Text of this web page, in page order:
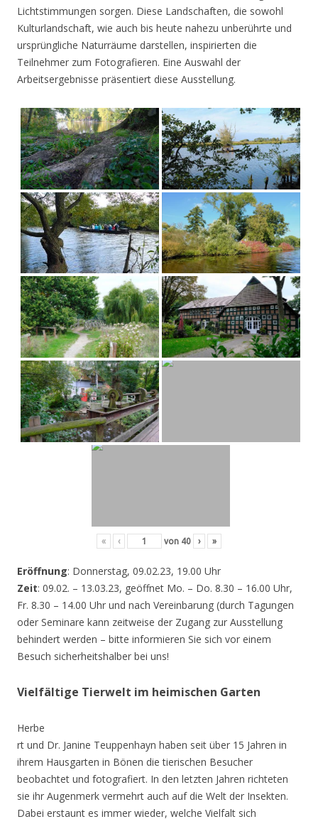
Lichtstimmungen sorgen. Diese Landschaften, die sowohl
Kulturlandschaft, wie auch bis heute nahezu unberührte und
ursprüngliche Naturräume darstellen, inspirierten die
Teilnehmer zum Fotografieren. Eine Auswahl der
Arbeitsergebnisse präsentiert diese Ausstellung.
« ‹ von 40 › »
Eröffnung: Donnerstag, 09.02.23, 19.00 Uhr
Zeit: 09.02. – 13.03.23, geöffnet Mo. – Do. 8.30 – 16.00 Uhr,
Fr. 8.30 – 14.00 Uhr und nach Vereinbarung (durch Tagungen
oder Seminare kann zeitweise der Zugang zur Ausstellung
behindert werden – bitte informieren Sie sich vor einem
Besuch sicherheitshalber bei uns!
Vielfältige Tierwelt im heimischen Garten
Herbe
rt und Dr. Janine Teuppenhayn haben seit über 15 Jahren in
ihrem Hausgarten in Bönen die tierischen Besucher
beobachtet und fotografiert. In den letzten Jahren richteten
sie ihr Augenmerk vermehrt auch auf die Welt der Insekten.
Dabei erstaunt es immer wieder, welche Vielfalt sich